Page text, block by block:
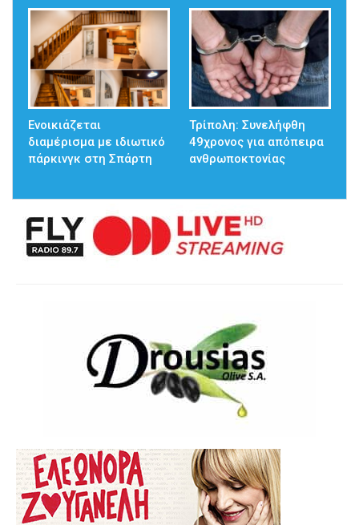
Ενοικιάζεται
διαμέρισμα με ιδιωτικό
πάρκινγκ στη Σπάρτη
Τρίπολη: Συνελήφθη
49χρονος για απόπειρα
ανθρωποκτονίας